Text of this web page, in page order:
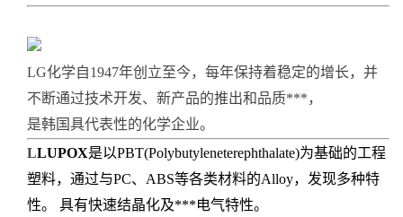
LG化学自1947年创立至今，每年保持着稳定的增长，并
不断通过技术开发、新产品的推出和品质***，
是韩国具代表性的化学企业。
LLUPOX是以PBT(Polybutyleneterephthalate)为基础的工程
塑料，通过与PC、ABS等各类材料的Alloy，发现多种特
性。 具有快速结晶化及***电气特性。